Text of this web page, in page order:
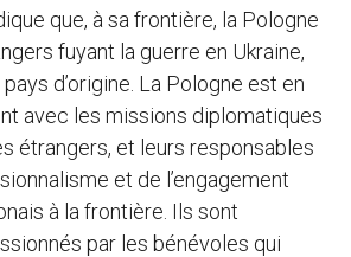
que, à sa frontière, la Pologne
fuyant la guerre en Ukraine,
d’origine. La Pologne est en
avec les missions diplomatiques
étrangers, et leurs responsables
et de l’engagement
à la frontière. Ils sont
par les bénévoles qui